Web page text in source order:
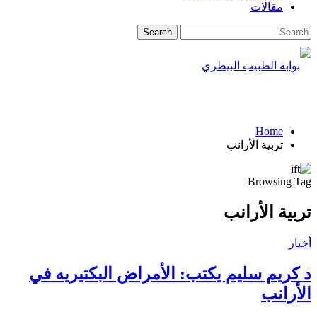
مقالات
Home
تربية الأرانب
Browsing Tag
تربية الأرانب
أخبار
د كريم سليم يكتب: الأمراض البكتيريه في
الأرانب